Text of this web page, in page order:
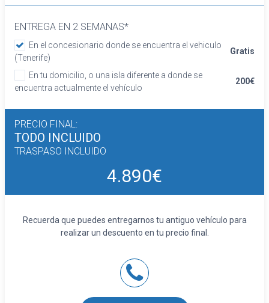
ENTREGA EN 2 SEMANAS*
En el concesionario donde se encuentra el vehiculo
(Tenerife)
Gratis
En tu domicilio, o una isla diferente a donde se
encuentra actualmente el vehículo
200€
PRECIO FINAL:
TODO INCLUIDO
TRASPASO INCLUIDO
4.890€
Recuerda que puedes entregarnos tu antiguo vehículo para
realizar un descuento en tu precio final.